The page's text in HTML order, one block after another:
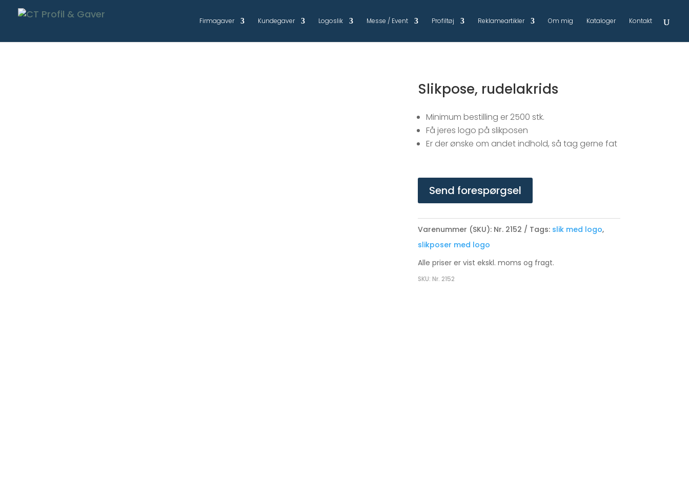
Firmagaver Kundegaver Logoslik Messe / Event Profiltøj Reklameartikler Om mig Kataloger Kontakt
Slikpose, rudelakrids
Minimum bestilling er 2500 stk.
Få jeres logo på slikposen
Er der ønske om andet indhold, så tag gerne fat
Send forespørgsel
Varenummer (SKU): Nr. 2152 Tags: slik med logo,
slikposer med logo
Alle priser er vist ekskl. moms og fragt.
SKU: Nr. 2152